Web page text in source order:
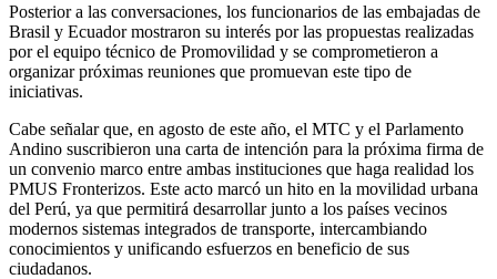
Posterior a las conversaciones, los funcionarios de las embajadas de
Brasil y Ecuador mostraron su interés por las propuestas realizadas
por el equipo técnico de Promovilidad y se comprometieron a
organizar próximas reuniones que promuevan este tipo de
iniciativas.
Cabe señalar que, en agosto de este año, el MTC y el Parlamento
Andino suscribieron una carta de intención para la próxima firma de
un convenio marco entre ambas instituciones que haga realidad los
PMUS Fronterizos. Este acto marcó un hito en la movilidad urbana
del Perú, ya que permitirá desarrollar junto a los países vecinos
modernos sistemas integrados de transporte, intercambiando
conocimientos y unificando esfuerzos en beneficio de sus
ciudadanos.